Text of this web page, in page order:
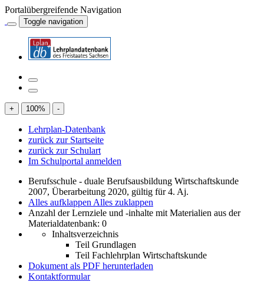
Portalübergreifende Navigation
Toggle navigation
+ 100% -
Lehrplan-Datenbank
zurück zur Startseite
zurück zur Schulart
Im Schulportal anmelden
Berufsschule - duale Berufsausbildung Wirtschaftskunde
2007, Überarbeitung 2020, gültig für 4. Aj.
Alles aufklappen Alles zuklappen
Anzahl der Lernziele und -inhalte mit Materialien aus der
Materialdatenbank: 0
Inhaltsverzeichnis
Teil Grundlagen
Teil Fachlehrplan Wirtschaftskunde
Dokument als PDF herunterladen
Kontaktformular